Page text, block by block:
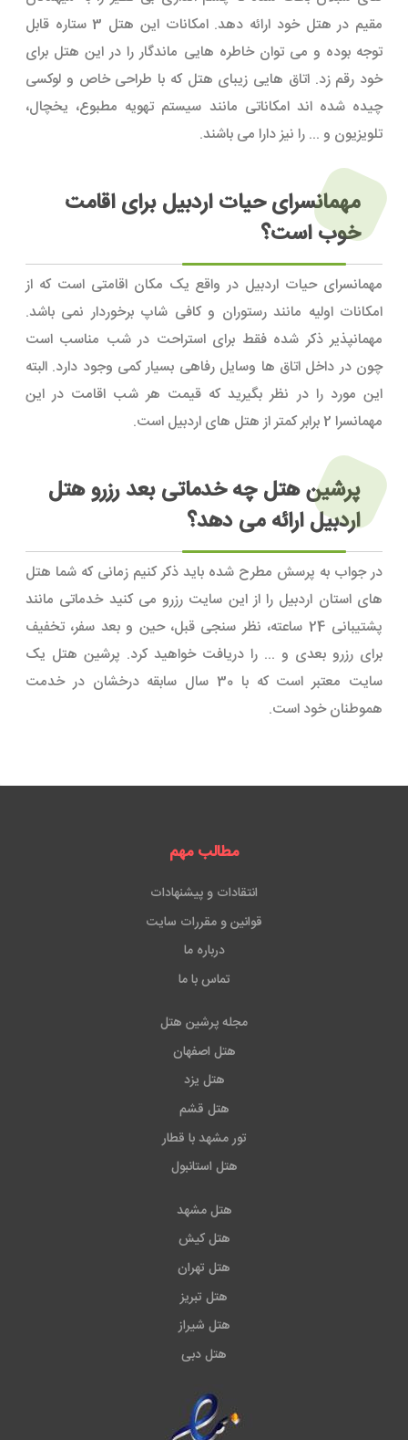
مقیم در هتل خود ارائه دهد. امکانات این هتل 3 ستاره قابل
توجه بوده و می توان خاطره هایی ماندگار را در این هتل برای
خود رقم زد. اتاق هایی زیبای هتل که با طراحی خاص و لوکسی
چیده شده اند امکاناتی مانند سیستم تهویه مطبوع، یخچال،
تلویزیون و ... را نیز دارا می باشند.
مهمانسرای حیات اردبیل برای اقامت
خوب است؟
مهمانسرای حیات اردبیل در واقع یک مکان اقامتی است که از
امکانات اولیه مانند رستوران و کافی شاپ برخوردار نمی باشد.
مهمانپذیر ذکر شده فقط برای استراحت در شب مناسب است
چون در داخل اتاق ها وسایل رفاهی بسیار کمی وجود دارد. البته
این مورد را در نظر بگیرید که قیمت هر شب اقامت در این
مهمانسرا 2 برابر کمتر از هتل های اردبیل است.
پرشین هتل چه خدماتی بعد رزرو هتل
اردبیل ارائه می دهد؟
در جواب به پرسش مطرح شده باید ذکر کنیم زمانی که شما هتل
های استان اردبیل را از این سایت رزرو می کنید خدماتی مانند
پشتیبانی 24 ساعته، نظر سنجی قبل، حین و بعد سفر، تخفیف
برای رزرو بعدی و ... را دریافت خواهید کرد. پرشین هتل یک
سایت معتبر است که با 30 سال سابقه درخشان در خدمت
هموطنان خود است.
مطالب مهم
انتقادات و پیشنهادات
قوانین و مقررات سایت
درباره ما
تماس با ما
مجله پرشین هتل
هتل اصفهان
هتل یزد
هتل قشم
تور مشهد با قطار
هتل استانبول
هتل مشهد
هتل کیش
هتل تهران
هتل تبریز
هتل شیراز
هتل دبی